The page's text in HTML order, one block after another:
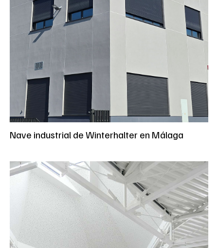
Nave industrial de Winterhalter en Málaga